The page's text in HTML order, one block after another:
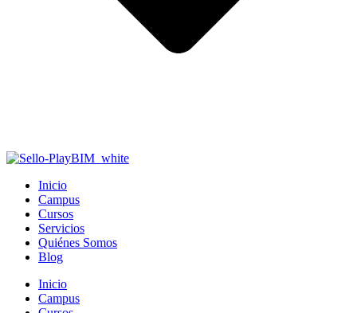
Inicio
Campus
Cursos
Servicios
Quiénes Somos
Blog
Inicio
Campus